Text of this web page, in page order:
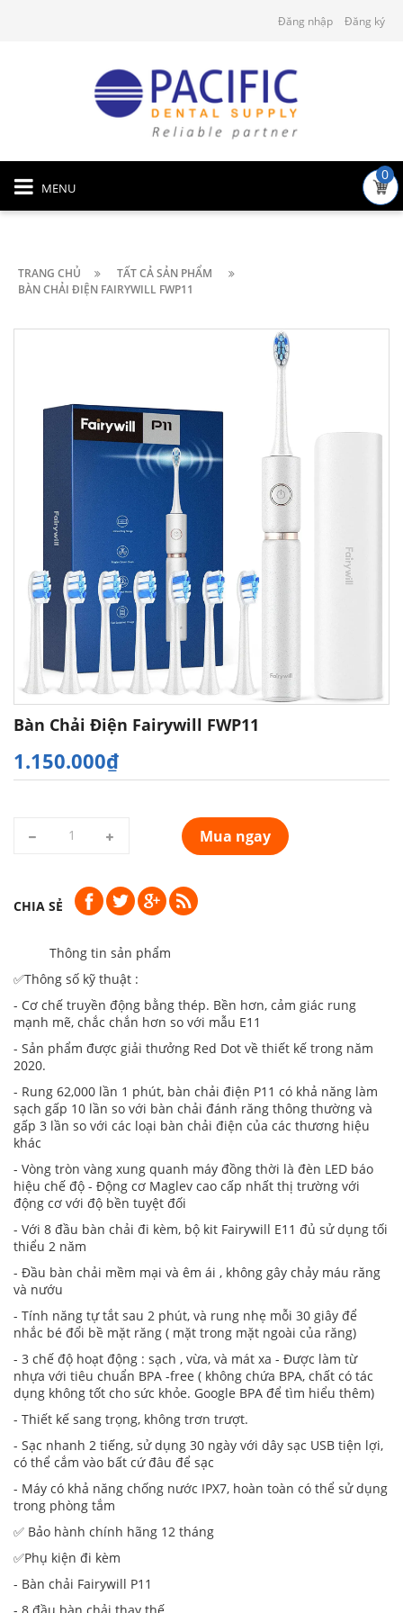
Đăng nhập Đăng ký
MENU
0
TRANG CHỦ
TẤT CẢ SẢN PHẨM
BÀN CHẢI ĐIỆN FAIRYWILL FWP11
Bàn Chải Điện Fairywill FWP11
1.150.000₫
Mua ngay
CHIA SẺ
Thông tin sản phẩm
✅Thông số kỹ thuật :
- Cơ chế truyền động bằng thép. Bền hơn, cảm giác rung
mạnh mẽ, chắc chắn hơn so với mẫu E11
- Sản phẩm được giải thưởng Red Dot về thiết kế trong năm
2020.
- Rung 62,000 lần 1 phút, bàn chải điện P11 có khả năng làm
sạch gấp 10 lần so với bàn chải đánh răng thông thường và
gấp 3 lần so với các loại bàn chải điện của các thương hiệu
khác
- Vòng tròn vàng xung quanh máy đồng thời là đèn LED báo
hiệu chế độ - Động cơ Maglev cao cấp nhất thị trường với
động cơ với độ bền tuyệt đối
- Với 8 đầu bàn chải đi kèm, bộ kit Fairywill E11 đủ sử dụng tối
thiểu 2 năm
- Đầu bàn chải mềm mại và êm ái , không gây chảy máu răng
và nướu
- Tính năng tự tắt sau 2 phút, và rung nhẹ mỗi 30 giây để
nhắc bé đổi bề mặt răng ( mặt trong mặt ngoài của răng)
- 3 chế độ hoạt động : sạch , vừa, và mát xa - Được làm từ
nhựa với tiêu chuẩn BPA -free ( không chứa BPA, chất có tác
dụng không tốt cho sức khỏe. Google BPA để tìm hiểu thêm)
- Thiết kế sang trọng, không trơn trượt.
- Sạc nhanh 2 tiếng, sử dụng 30 ngày với dây sạc USB tiện lợi,
có thể cắm vào bất cứ đâu để sạc
- Máy có khả năng chống nước IPX7, hoàn toàn có thể sử dụng
trong phòng tắm
✅ Bảo hành chính hãng 12 tháng
✅Phụ kiện đi kèm
- Bàn chải Fairywill P11
- 8 đầu bàn chải thay thế